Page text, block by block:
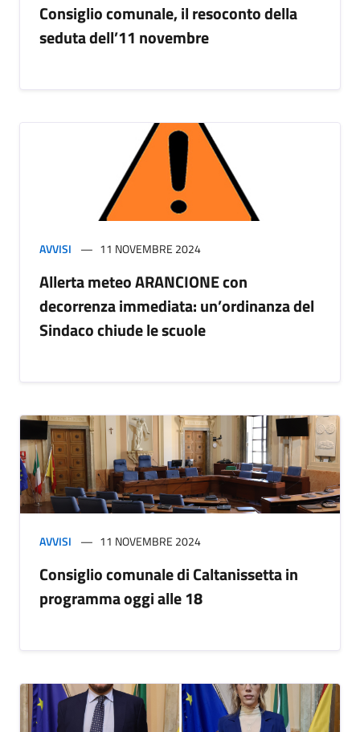
Consiglio comunale, il resoconto della
seduta dell’11 novembre
AVVISI 11 NOVEMBRE 2024
Allerta meteo ARANCIONE con
decorrenza immediata: un’ordinanza del
Sindaco chiude le scuole
AVVISI 11 NOVEMBRE 2024
Consiglio comunale di Caltanissetta in
programma oggi alle 18